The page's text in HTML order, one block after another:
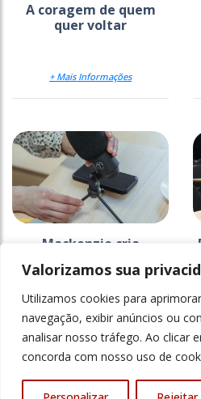
Valorizamos sua
Utilizamos cookies para
navegação, exibir anúncios ou
analisar nosso tráfego. Ao clicar
concorda com nosso uso de
A coragem de quem
quer voltar
+ Mais Informações
Mackenzie cria
comunicar a ciência
+ Mais Informações